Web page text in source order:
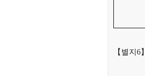
【별지6】